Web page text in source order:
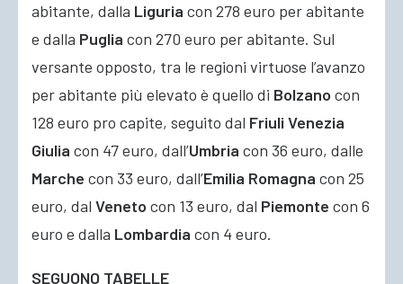
abitante, dalla Liguria con 278 euro per abitante
e dalla Puglia con 270 euro per abitante. Sul
versante opposto, tra le regioni virtuose l’avanzo
per abitante più elevato è quello di Bolzano con
128 euro pro capite, seguito dal Friuli Venezia
Giulia con 47 euro, dall’Umbria con 36 euro, dalle
Marche con 33 euro, dall’Emilia Romagna con 25
euro, dal Veneto con 13 euro, dal Piemonte con 6
euro e dalla Lombardia con 4 euro.
SEGUONO TABELLE